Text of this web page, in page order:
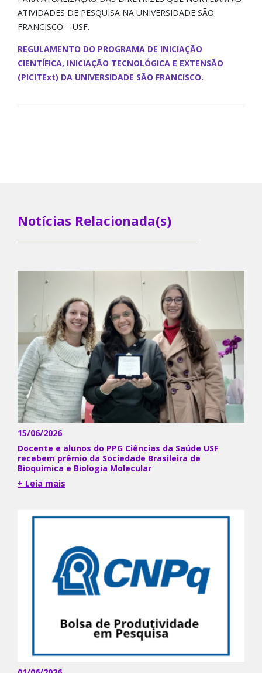
ATIVIDADES DE PESQUISA NA UNIVERSIDADE SÃO
FRANCISCO – USF.
REGULAMENTO DO PROGRAMA DE INICIAÇÃO
CIENTÍFICA, INICIAÇÃO TECNOLÓGICA E EXTENSÃO
(PICITExt) DA UNIVERSIDADE SÃO FRANCISCO.
Notícias Relacionada(s)
15/06/2026
Docente e alunos do PPG Ciências da Saúde USF
recebem prêmio da Sociedade Brasileira de
Bioquímica e Biologia Molecular
+ Leia mais